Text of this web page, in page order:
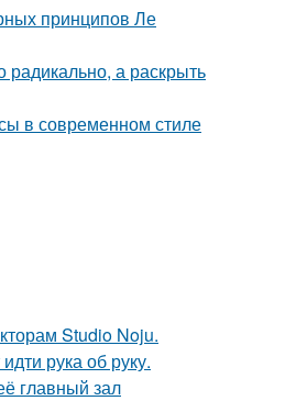
принципов Ле
а раскрыть
в современном стиле
Studio Noju.
рука об руку.
главный зал